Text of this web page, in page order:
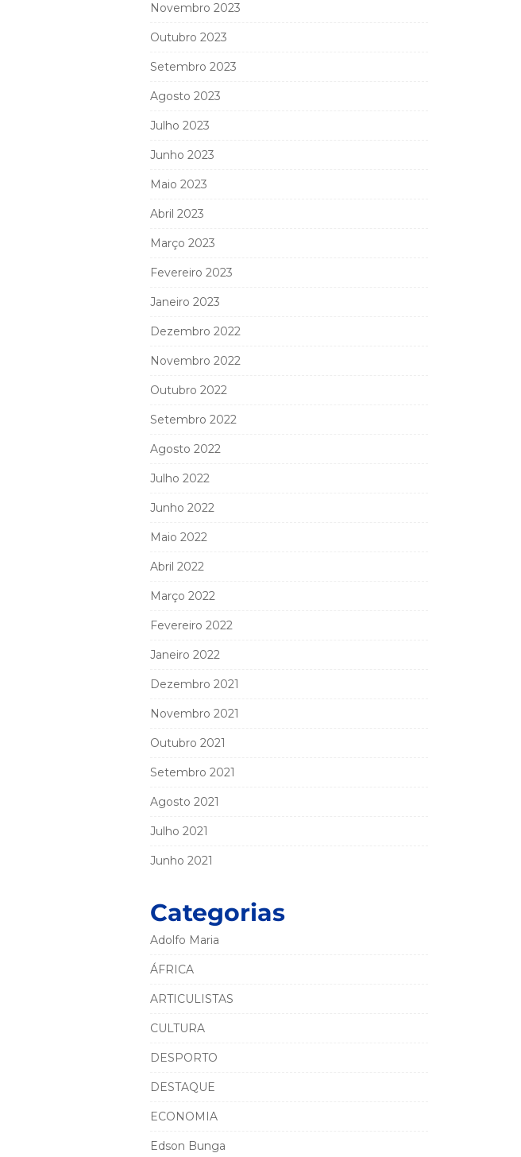
Novembro 2023
Outubro 2023
Setembro 2023
Agosto 2023
Julho 2023
Junho 2023
Maio 2023
Abril 2023
Março 2023
Fevereiro 2023
Janeiro 2023
Dezembro 2022
Novembro 2022
Outubro 2022
Setembro 2022
Agosto 2022
Julho 2022
Junho 2022
Maio 2022
Abril 2022
Março 2022
Fevereiro 2022
Janeiro 2022
Dezembro 2021
Novembro 2021
Outubro 2021
Setembro 2021
Agosto 2021
Julho 2021
Junho 2021
Categorias
Adolfo Maria
ÁFRICA
ARTICULISTAS
CULTURA
DESPORTO
DESTAQUE
ECONOMIA
Edson Bunga